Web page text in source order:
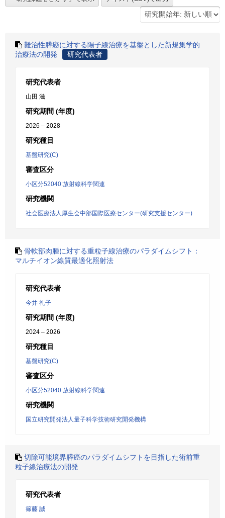
難治性膵癌に対する陽子線治療を基盤とした新規集学的
治療法の開発
研究代表者
研究代表者
山田 滋
研究期間 (年度)
2026 – 2028
研究種目
基盤研究(C)
審査区分
小区分52040:放射線科学関連
研究機関
社会医療法人厚生会中部国際医療センター(研究支援センター)
骨軟部肉腫に対する重粒子線治療のパラダイムシフト：
マルチイオン線質最適化照射法
研究代表者
今井 礼子
研究期間 (年度)
2024 – 2026
研究種目
基盤研究(C)
審査区分
小区分52040:放射線科学関連
研究機関
国立研究開発法人量子科学技術研究開発機構
切除可能境界膵癌のパラダイムシフトを目指した術前重
粒子線治療法の開発
研究代表者
篠藤 誠